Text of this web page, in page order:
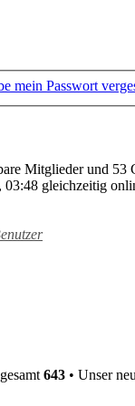
mein Passwort
Mitglieder und
gleichzeitig
643 • Unser